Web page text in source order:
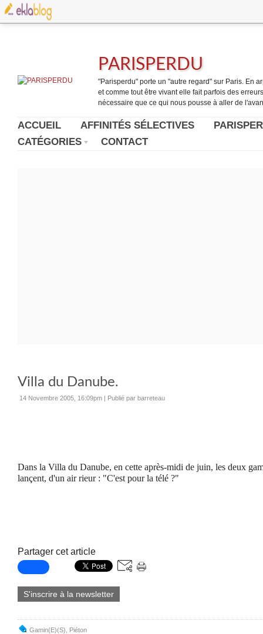
PARISPERDU
"Parisperdu" porte un "autre regard" sur Paris. En
et comme tout être vivant elle fait parfois des
nécessaire que ce qui nous pousse à aller de
ACCUEIL AFFINITÉS SÉLECTIVES
CATÉGORIES
CONTACT
Villa du Danube.
14 Novembre 2005, 16:09pm | Publié par barreteau
Dans la Villa du Danube, en cette après-midi de juin, les deux
lançent, d'un air rieur : "C'est pour la télé ?"
Partager cet article
S'inscrire à la newsletter
Gamin(e)(s) Piéton